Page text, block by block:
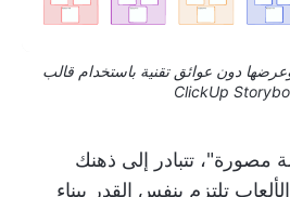
دون عوائق تقنية باستخدام قالب
ClickUp
مصورة"، تتبادر إلى ذهنك
تلتزم بنفس القدر ببناء